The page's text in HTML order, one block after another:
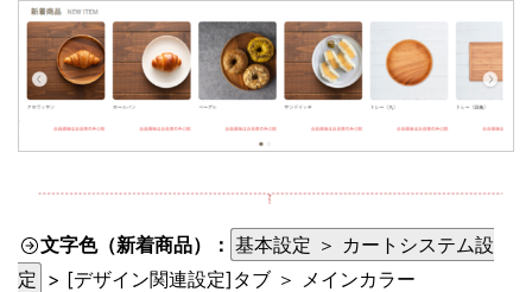
文字色（新着商品）： 基本設定 ＞ カートシステム設
定 > [デザイン関連設定]タブ ＞ メインカラー